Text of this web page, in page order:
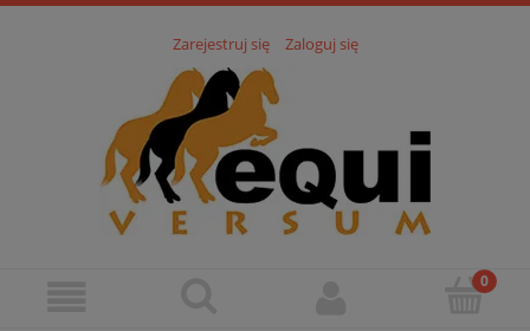
Zarejestruj się Zaloguj się